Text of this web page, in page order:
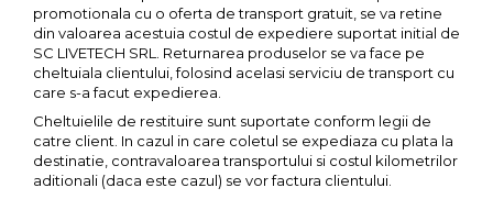
Jachete Ski/Snowboard
Barbati
Femei
Sosete
Alergare
Ciclism
Drumetie
promotionala cu o oferta de transport gratuit, se va retine
din valoarea acestuia costul de expediere suportat initial de
SC LIVETECH SRL. Returnarea produselor se va face pe
cheltuiala clientului, folosind acelasi serviciu de transport cu
care s-a facut expedierea.
Cheltuielile de restituire sunt suportate conform legii de
catre client. In cazul in care coletul se expediaza cu plata la
destinatie, contravaloarea transportului si costul kilometrilor
aditionali (daca este cazul) se vor factura clientului.